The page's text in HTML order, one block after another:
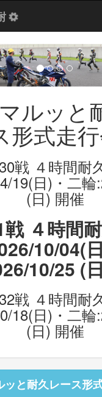
ルッと
形式走
戦 ４時間耐
19(日)・二輪
(日) 開催
４時間
10/04(
10/25 (
戦 ４時間耐
18(日)・二輪
(日) 開催
ッと耐久レース形